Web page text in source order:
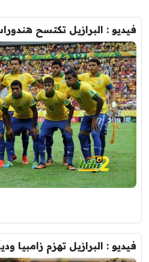
فيديو : البرازيل تكتسح
فيديو : البرازيل تهزم زامبيا